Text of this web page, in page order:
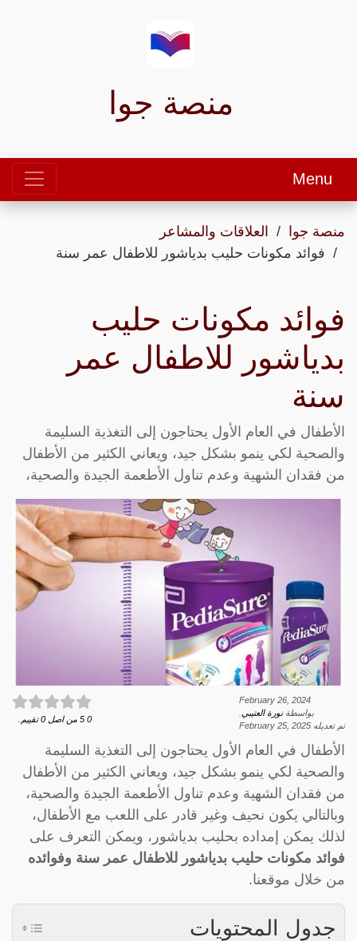
منصة جوا
Menu
منصة جوا
العلاقات والمشاعر
فوائد مكونات حليب بدياشور للاطفال عمر سنة
فوائد مكونات حليب
بدياشور للاطفال عمر
سنة
الأطفال في العام الأول يحتاجون إلى التغذية السليمة
والصحية لكي ينمو بشكل جيد، ويعاني الكثير من الأطفال
من فقدان الشهية وعدم تناول الأطعمة الجيدة والصحية،
February 26, 2024
بواسطةنورة العتيبي
تم تعديله February 25, 2025
0
5 من اصل 0 تقييم.
الأطفال في العام الأول يحتاجون إلى التغذية السليمة
والصحية لكي ينمو بشكل جيد، ويعاني الكثير من الأطفال
من فقدان الشهية وعدم تناول الأطعمة الجيدة والصحية،
وبالتالي يكون نحيف وغير قادر على اللعب مع الأطفال،
لذلك يمكن إمداده بحليب بدياشور، ويمكن التعرف على
فوائد مكونات حليب بدياشور للاطفال عمر سنة وفوائده
من خلال موقعنا.
جدول المحتويات